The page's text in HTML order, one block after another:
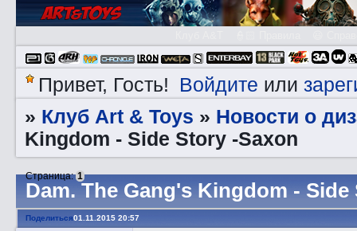
Привет, Гость! Войдите или
» Клуб Art & Toys » Новости о
Kingdom - Side Story -Saxon
Dаm. The Gang's Kingdom - Side
Страница:1
Поделиться01.11.2015 20:57